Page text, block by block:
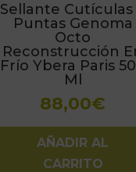
Sellante Cutículas
Puntas Genoma
Octo
Reconstrucción
Frío Ybera Paris
Ml
88,00€
AÑADIR AL
CARRITO